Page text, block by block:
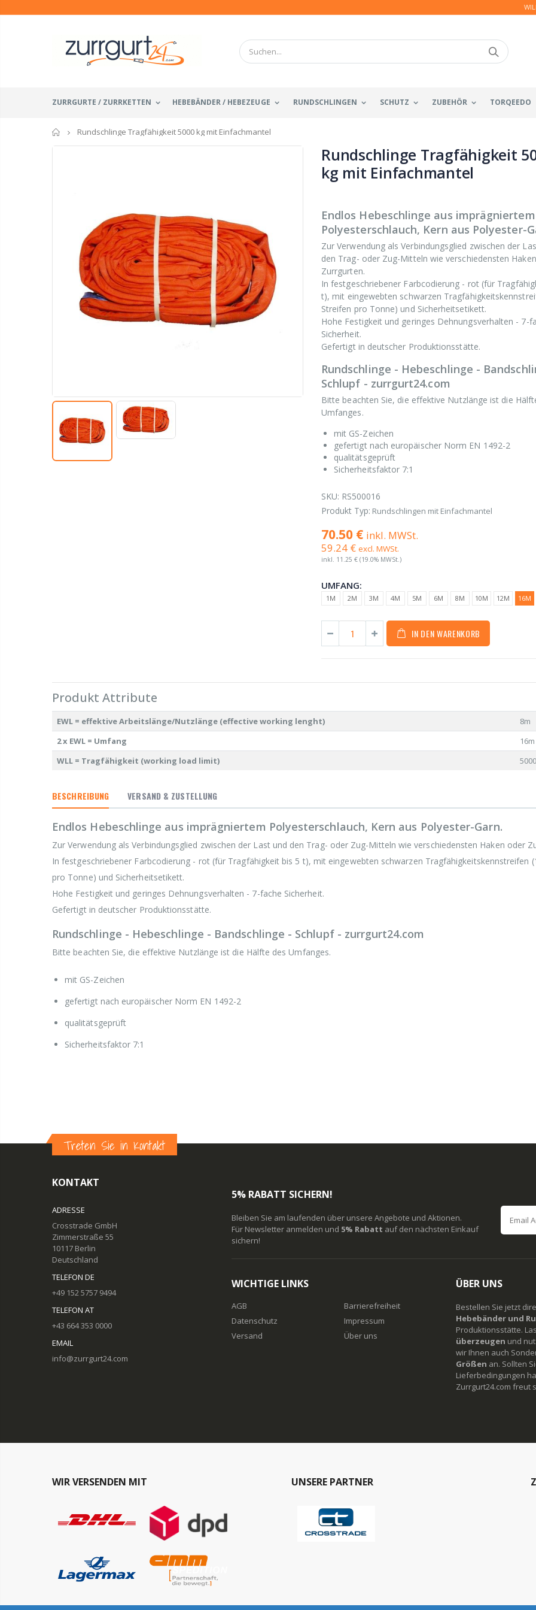
ZURRGURTE / ZURRKETTEN HEBEBÄNDER / HEBEZEUGE RUNDSCHLINGEN SCHUTZ ZUBEHÖR TORQEEDO
Startseite
Rundschlinge Tragfähigkeit 5000 kg mit Einfachmantel
Rundschlinge Tragfähigkeit
kg mit Einfachmantel
Endlos Hebeschlinge aus imprägniertem
Polyesterschlauch, Kern aus Polyester-
Zur Verwendung als Verbindungsglied zwischen der
den Trag- oder Zug-Mitteln wie verschiedensten
Zurrgurten.
In festgeschriebener Farbcodierung - rot (für
t), mit eingewebten schwarzen
Streifen pro Tonne) und Sicherheitsetikett.
Hohe Festigkeit und geringes Dehnungsverhalten - 7-
Sicherheit.
Gefertigt in deutscher Produktionsstätte.
Rundschlinge - Hebeschlinge -
Schlupf - zurrgurt24.com
Bitte beachten Sie, die effektive Nutzlänge ist die
Umfanges.
mit GS-Zeichen
gefertigt nach europäischer Norm EN 1492-2
qualitätsgeprüft
Sicherheitsfaktor 7:1
SKU: RS500016
Produkt Typ: Rundschlingen mit Einfachmantel
70.50 € inkl. MWSt.
59.24 € excl. MWSt.
inkl. 11.25 € (19.0% MWSt.)
UMFANG:
1M 2M 3M 4M 5M 6M 8M 10M 12M 16M
IN DEN WARENKORB
Produkt Attribute
EWL = effektive Arbeitslänge/Nutzlänge (effective working lenght)
8m
2 x EWL = Umfang
16m
WLL = Tragfähigkeit (working load limit)
BESCHREIBUNG VERSAND & ZUSTELLUNG
Endlos Hebeschlinge aus imprägniertem Polyesterschlauch, Kern aus Polyester-Garn.
Zur Verwendung als Verbindungsglied zwischen der Last und den Trag- oder Zug-Mitteln wie verschiedensten Haken oder
In festgeschriebener Farbcodierung - rot (für Tragfähigkeit bis 5 t), mit eingewebten schwarzen Tragfähigkeitskennstreifen
pro Tonne) und Sicherheitsetikett.
Hohe Festigkeit und geringes Dehnungsverhalten - 7-fache Sicherheit.
Gefertigt in deutscher Produktionsstätte.
Rundschlinge - Hebeschlinge - Bandschlinge - Schlupf - zurrgurt24.com
Bitte beachten Sie, die effektive Nutzlänge ist die Hälfte des Umfanges.
mit GS-Zeichen
gefertigt nach europäischer Norm EN 1492-2
qualitätsgeprüft
Sicherheitsfaktor 7:1
Treten Sie in Kontakt
KONTAKT
ADRESSE
Crosstrade GmbH
Zimmerstraße 55
10117 Berlin
Deutschland
TELEFON DE
+49 152 5757 9494
TELEFON AT
+43 664 353 0000
EMAIL
info@zurrgurt24.com
5% RABATT SICHERN!
Bleiben Sie am laufenden über unsere Angebote und Aktionen.
Für Newsletter anmelden und 5% Rabatt auf den nächsten Einkauf
sichern!
WICHTIGE LINKS
AGB
Datenschutz
Versand
Barrierefreiheit
Impressum
Über uns
ÜBER UNS
Bestellen Sie jetzt
Hebebänder und
Produktionsstätte.
überzeugen und
wir Ihnen auch
Größen an. Sollten
Lieferbedingungen
Zurrgurt24.com freut
WIR VERSENDEN MIT UNSERE PARTNER